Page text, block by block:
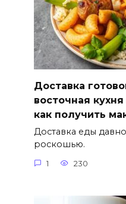
Доставка
восточная
как получить
Доставка еды
роскошью.
1 230